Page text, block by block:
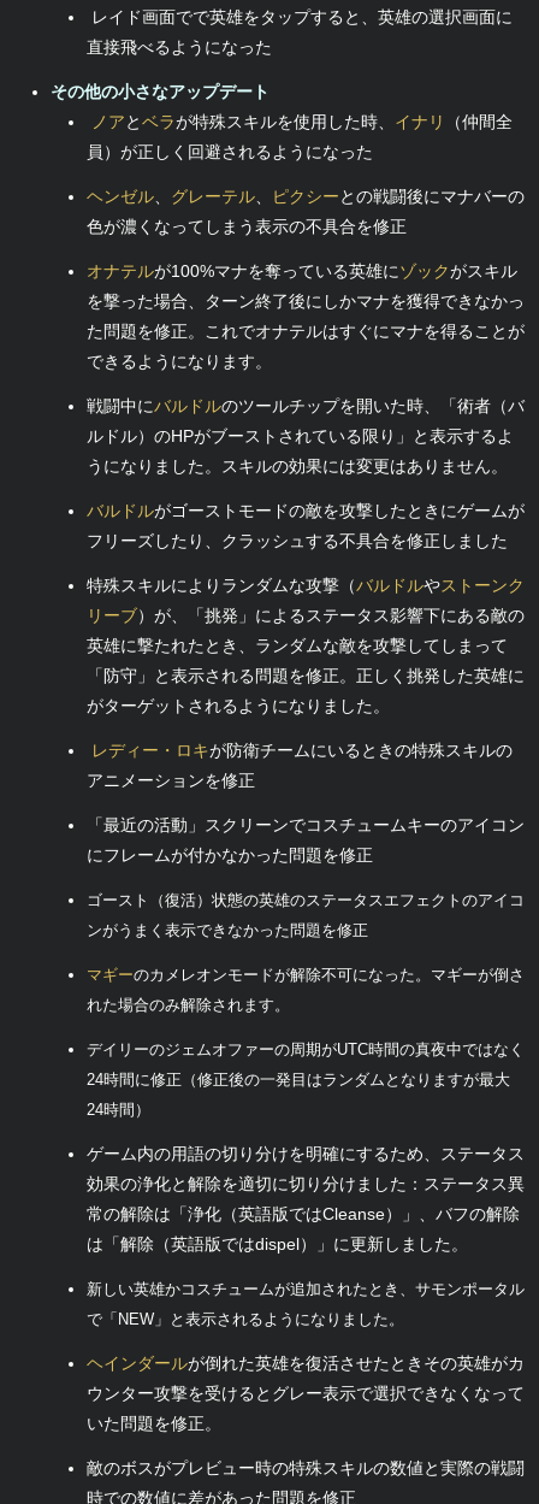
レイド画面でで英雄をタップすると、英雄の選択画面に
直接飛べるようになった
その他の小さなアップデート
ノアとベラが特殊スキルを使用した時、 イナリ
（仲間全
員）が正しく回避されるようになった
ヘンゼル グレーテル ピクシーとの戦闘後にマナバーの
色が濃くなってしまう表示の不具合を修正
オナテルが100%マナを奪っている英雄にゾックがスキル
を撃った場合、ターン終了後にしかマナを獲得できなかっ
た問題を修正。これでオナテルはすぐにマナを得ることが
できるようになります。
戦闘中にバルドルのツールチップを開いた時、「術者（バ
ルドル）のHPがブーストされている限り」と表示するよ
うになりました。スキルの効果には変更はありません。
バルドルがゴーストモードの敵を攻撃したときにゲームが
フリーズしたり、クラッシュする不具合を修正しました
特殊スキルによりランダムな攻撃（バルドルやストーンク
リーブ）が、「挑発」によるステータス影響下にある敵の
英雄に撃たれたとき、ランダムな敵を攻撃してしまって
「防守」と表示される問題を修正。正しく挑発した英雄に
がターゲットされるようになりました。
レディー・ロキが防衛チームにいるときの特殊スキルの
アニメーションを修正
「最近の活動」スクリーンでコスチュームキーのアイコン
にフレームが付かなかった問題を修正
ゴースト（復活）状態の英雄のステータスエフェクトのアイコ
ンがうまく表示できなかった問題を修正
マギーのカメレオンモードが解除不可になった。マギーが倒さ
れた場合のみ解除されます。
デイリーのジェムオファーの周期がUTC時間の真夜中ではなく
24時間に修正（修正後の一発目はランダムとなりますが最大
24時間）
ゲーム内の用語の切り分けを明確にするため、ステータス
効果の浄化と解除を適切に切り分けました：ステータス異
常の解除は「浄化（英語版ではCleanse）」、バフの解除
は「解除（英語版ではdispel）」に更新しました。
新しい英雄かコスチュームが追加されたとき、サモンポータル
で「NEW」と表示されるようになりました。
ヘインダールが倒れた英雄を復活させたときその英雄がカ
ウンター攻撃を受けるとグレー表示で選択できなくなって
いた問題を修正。
敵のボスがプレビュー時の特殊スキルの数値と実際の戦闘
時での数値に差があった問題を修正